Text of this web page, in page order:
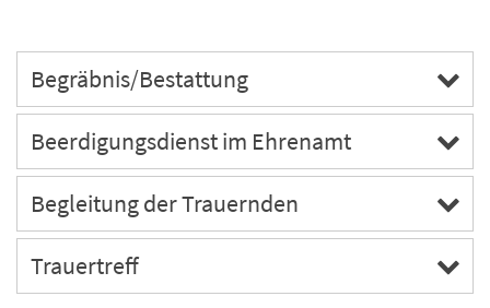
Begräbnis/Bestattung
Beerdigungsdienst im Ehrenamt
Begleitung der Trauernden
Trauertreff